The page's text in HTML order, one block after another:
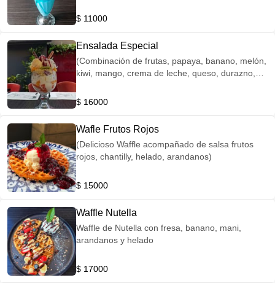
$ 11000
Ensalada Especial
(Combinación de frutas, papaya, banano, melón,
kiwi, mango, crema de leche, queso, durazno,
$ 16000
Wafle Frutos Rojos
(Delicioso Waffle acompañado de salsa frutos
rojos, chantilly, helado, arandanos)
$ 15000
Waffle Nutella
Waffle de Nutella con fresa, banano, mani,
arandanos y helado
$ 17000